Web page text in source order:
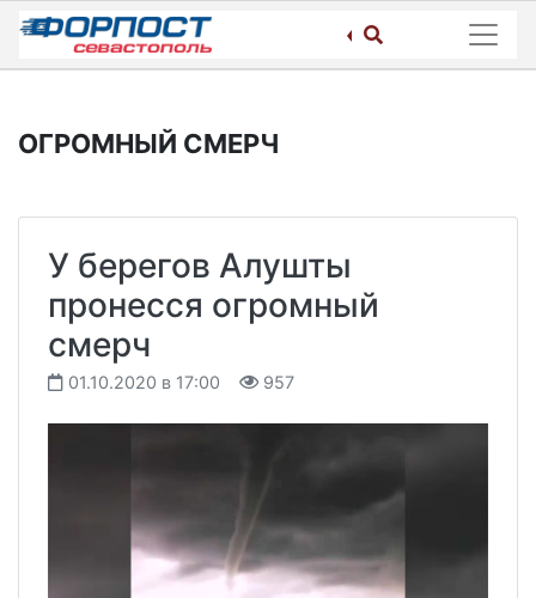
Skip
content
ОГРОМНЫЙ СМЕРЧ
У берегов Алушты
пронесся огромный
смерч
01.10.2020 в 17:00 957